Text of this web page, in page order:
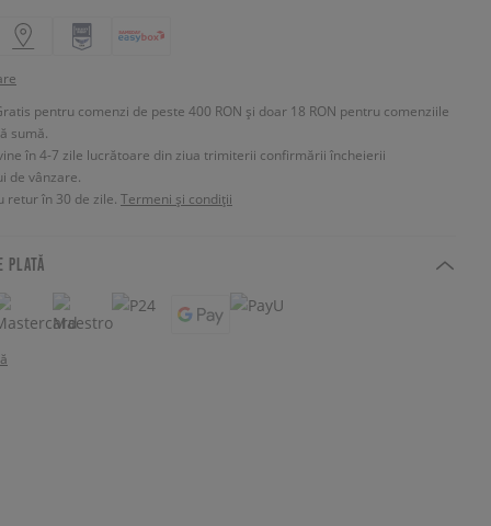
pentru comenzi de peste 400 RON și doar 18 RON pentru comenziile
sumă.
în 4-7 zile lucrătoare din ziua trimiterii confirmării încheierii
de vânzare.
retur în 30 de zile. Termeni și condiții
PLATĂ